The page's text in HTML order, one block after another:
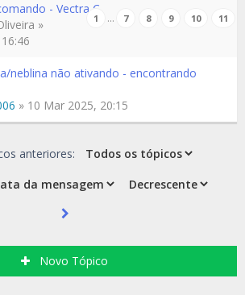
- Vectra C
1 … 7 8 9 10 11
»
neblina não ativando - encontrando
» 10 Mar 2025, 20:15
anteriores:
Novo Tópico